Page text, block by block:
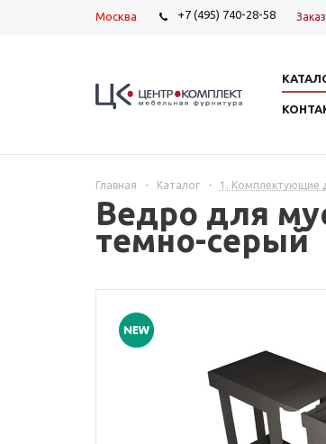
Москва +7 (495) 740-28-58
Главная - Каталог - 1. Комплектующие
Ведро для
темно-серый